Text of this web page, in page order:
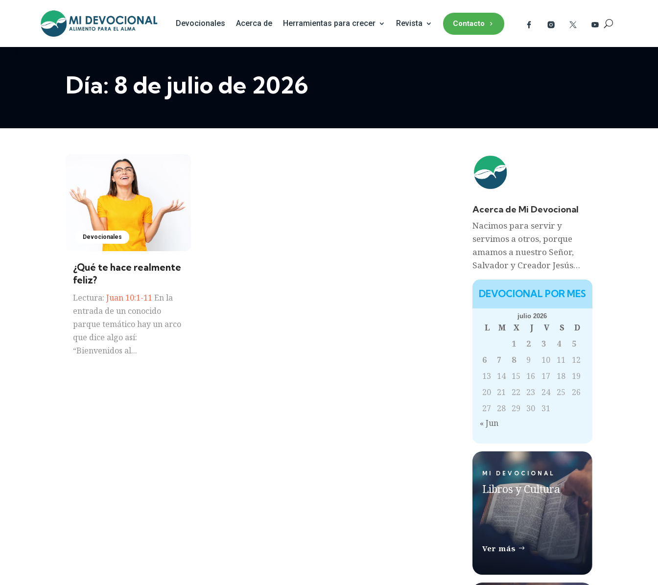
Devocionales Acerca de Herramientas para crecer Revista Contacto
Día: 8 de julio de 2026
Devocionales
¿Qué te hace realmente
feliz?
Lectura:Juan 10:1-11 En la
entrada de un conocido
parque temático hay un arco
que dice algo así:
“Bienvenidos al...
Acerca de Mi Devocional
Nacimos para servir y
servimos a otros, porque
amamos a nuestro Señor,
Salvador y Creador Jesús…
DEVOCIONAL POR MES
julio 2026
L M X J V S
D
1
2 3 4
5
6
7 8 9 10 11
12
13
14 15 16 17 18
19
20 21 22 23 24 25
26
27
28 29 30
31
« Jun
MI DEVOCIONAL
Libros y Cultura
Ver más